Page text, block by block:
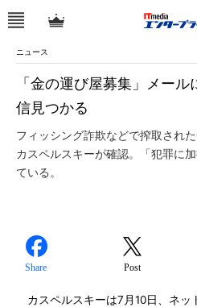
ニュース
「金の運び屋募集」メー
信見つかる
フィッシング詐欺などで搾取され
カスペルスキーが確認。「犯罪に
ている。
Share Post
カスペルスキーは7月10日、ネッ